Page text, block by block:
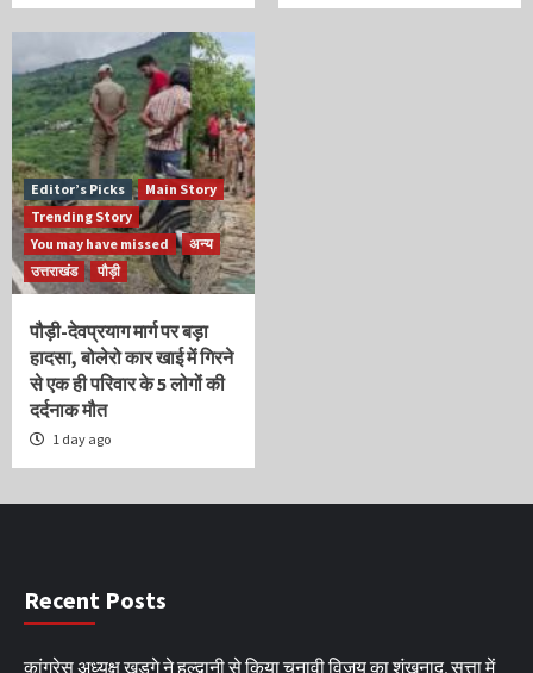
Editor’s Picks
Main Story
Trending Story
You may have missed
अन्य
उत्तराखंड
पौड़ी
पौड़ी-देवप्रयाग मार्ग पर बड़ा
हादसा, बोलेरो कार खाई में गिरने
से एक ही परिवार के 5 लोगों की
दर्दनाक मौत
1 day ago
Recent Posts
कांग्रेस अध्यक्ष खड़गे ने हल्द्वानी से किया चुनावी विजय का शंखनाद, सत्ता में